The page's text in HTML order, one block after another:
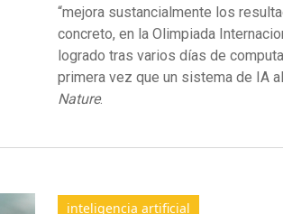
“mejora sustancialmente los
concreto, en la Olimpiada
logrado tras varios días de
primera vez que un sistema de IA
Nature.
inteligencia artificial